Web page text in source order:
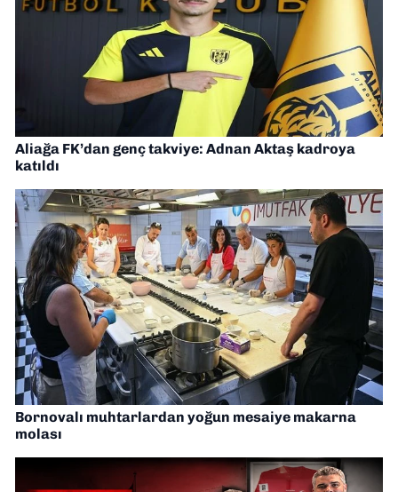
Aliağa FK’dan genç takviye: Adnan Aktaş kadroya
katıldı
Bornovalı muhtarlardan yoğun mesaiye makarna
molası